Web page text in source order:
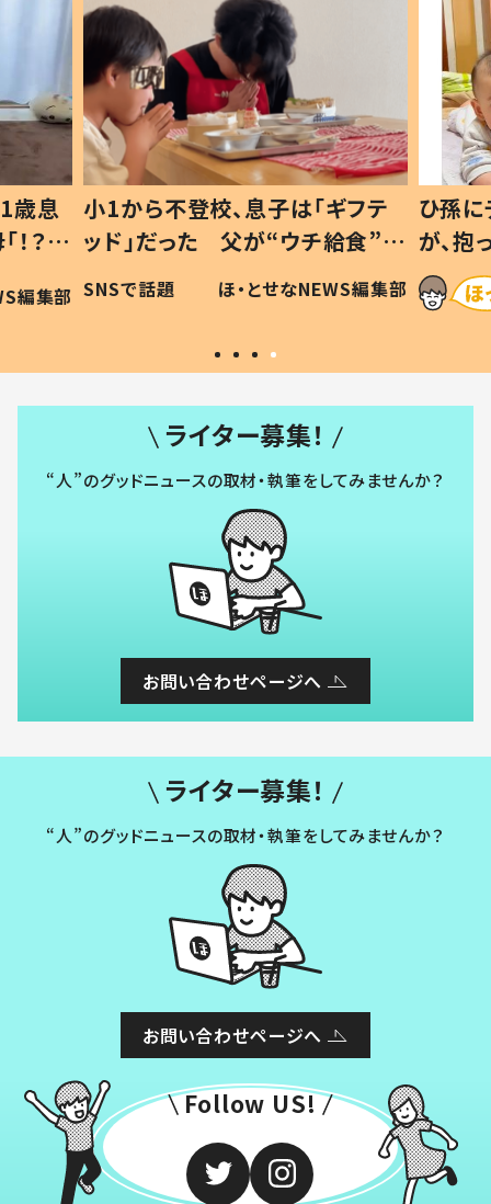
歳息
？」
編集部
小1から不登校、息子は「ギフテ
ッド」だった 父が“ウチ給食”を
作り続ける理由とは #令和の親
#令和の子
SNSで話題 ほ・とせなNEWS編集部
ひ孫
が、
「涙が
い」
ライター募集！
“人”のグッドニュースの取材・執筆をしてみませんか？
お問い合わせページへ
ライター募集！
“人”のグッドニュースの取材・執筆をしてみませんか？
お問い合わせページへ
Follow US!